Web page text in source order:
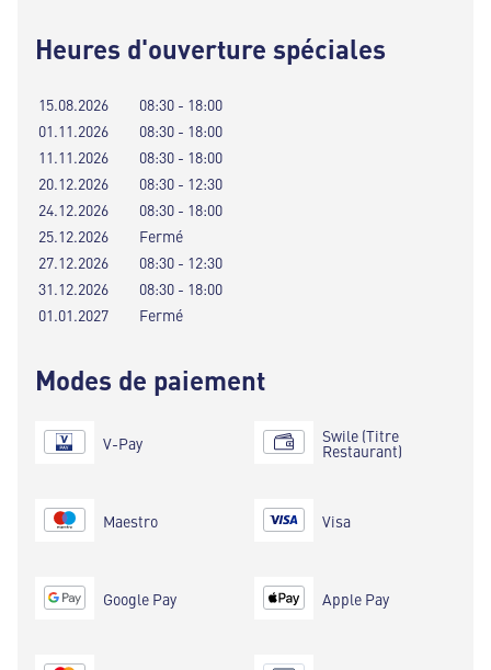
Heures d'ouverture spéciales
15.08.2026
08:30 - 18:00
01.11.2026
08:30 - 18:00
11.11.2026
08:30 - 18:00
20.12.2026
08:30 - 12:30
24.12.2026
08:30 - 18:00
25.12.2026
Fermé
27.12.2026
08:30 - 12:30
31.12.2026
08:30 - 18:00
01.01.2027
Fermé
Modes de paiement
V-Pay
Maestro
Google Pay
Swile (Titre
Restaurant)
Visa
Apple Pay